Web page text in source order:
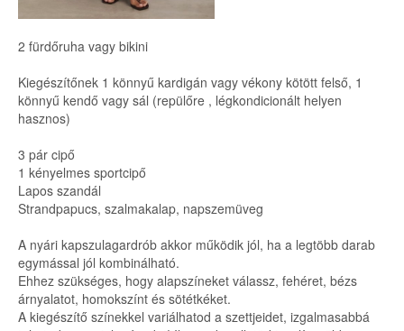
2 fürdőruha vagy bikini
Kiegészítőnek 1 könnyű kardigán vagy vékony kötött felső, 1
könnyű kendő vagy sál (repülőre , légkondicionált helyen
hasznos)
3 pár cipő
1 kényelmes sportcipő
Lapos szandál
Strandpapucs, szalmakalap, napszemüveg
A nyári kapszulagardrób akkor működik jól, ha a legtöbb darab
egymással jól kombinálható.
Ehhez szükséges, hogy alapszíneket válassz, fehéret, bézs
árnyalatot, homokszínt és sötétkéket.
A kiegészítő színekkel variálhatod a szettjeidet, izgalmasabbá